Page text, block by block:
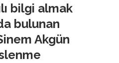
bilgi almak
bulunan
Akgün